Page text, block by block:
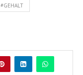
#GEHALT